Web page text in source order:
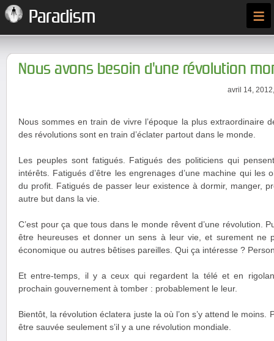
Paradism ≡
Nous avons besoin d'une révolution
avril 14,
Nous sommes en train de vivre l’époque la plus extraordinaire
des révolutions sont en train d’éclater partout dans le monde.
Les peuples sont fatigués. Fatigués des politiciens qui
intérêts. Fatigués d’être les engrenages d’une machine qui les
du profit. Fatigués de passer leur existence à dormir, manger,
autre but dans la vie.
C’est pour ça que tous dans le monde rêvent d’une révolution.
être heureuses et donner un sens à leur vie, et surement ne
économique ou autres bêtises pareilles. Qui ça intéresse ?
Et entre-temps, il y a ceux qui regardent la télé et en
prochain gouvernement à tomber : probablement le leur.
Bientôt, la révolution éclatera juste la où l’on s’y attend le moins.
être sauvée seulement s’il y a une révolution mondiale.